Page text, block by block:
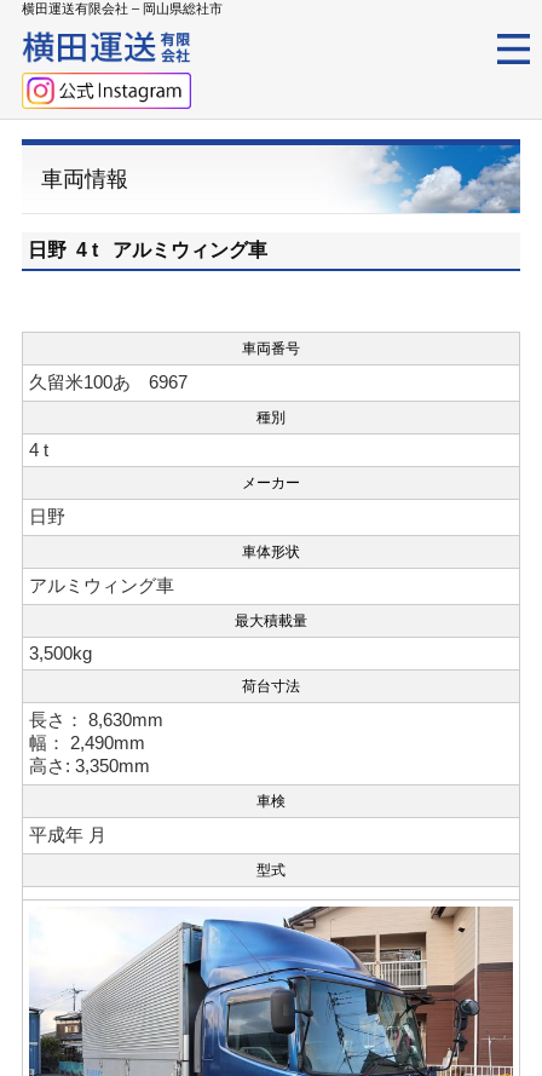
横田運送有限会社 – 岡山県総社市
車両情報
日野 4 t アルミウィング車
車両番号
久留米100あ 6967
種別
4 t
メーカー
日野
車体形状
アルミウィング車
最大積載量
3,500kg
荷台寸法
長さ：
8,630mm
幅：
2,490mm
高さ: 3,350mm
車検
平成年 月
型式